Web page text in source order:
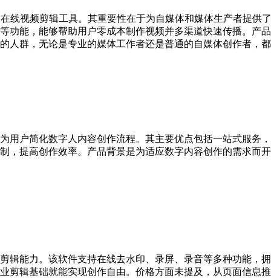
线视频剪辑工具。其重要性在于为自媒体和媒体生产者提供
功能，能够帮助用户零成本制作视频并多渠道快速传播。产
群，无论是专业的媒体工作者还是普通的自媒体创作者，
用户简化数字人内容创作流程。其主要优点包括一站式服务
，提高创作效率。产品背景是为适应数字内容创作的需求而
辑能力。该软件支持在线去水印、录屏、录音等多种功能
剪辑基础就能实现创作自由。价格方面未提及，从页面信息